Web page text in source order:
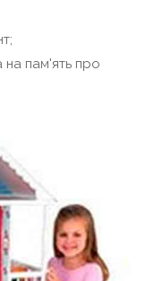
на пам'ять про